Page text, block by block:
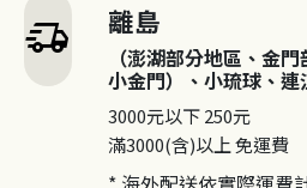
delivery_truck_speed 離島
（澎湖部分地區、金
小金門）、小琉球、連
3000元以下250元
滿3000(含)以上免運費